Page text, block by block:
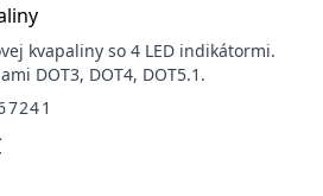
kvapaliny so 4 LED indikátormi.
DOT3, DOT4, DOT5.1.